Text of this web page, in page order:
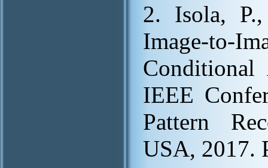
2. Isola,
Image-
IEEE
Pattern
USA, 2017.